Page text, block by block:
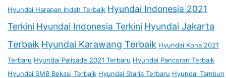
Hyundai Harapan Indah Terbaik Hyundai Indonesia 2021
Terkini Hyundai Indonesia Terkini Hyundai Jakarta
Terbaik Hyundai Karawang Terbaik Hyundai Kona 2021
Terbaru Hyundai Palisade 2021 Terbaru Hyundai Pancoran Terbaik
Hyundai SMB Bekasi Terbaik Hyundai Staria Terbaru Hyundai Tambun